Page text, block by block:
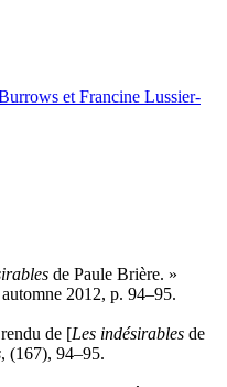
et Francine Lussier-
de Paule Brière. »
2012, p. 94–95.
de [Les indésirables de
, (167), 94–95.